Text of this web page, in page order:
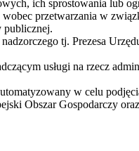
ich sprostowania lub
przetwarzania w
publicznej.
tj. Prezesa
usługi na rzecz
w celu
Obszar Gospodarczy